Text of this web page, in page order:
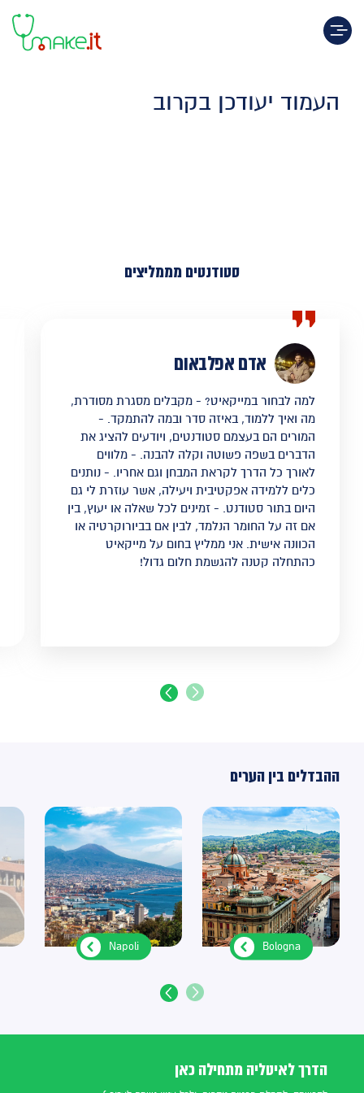
Toggle navigation
העמוד יעודכן בקרוב
סטודנטים מממליצים
אדם אפלבאום
למה לבחור במייקאיט? - מקבלים מסגרת מסודרת,
מה ואיך ללמוד, באיזה סדר ובמה להתמקד. -
המורים הם בעצמם סטודנטים, ויודעים להציג את
הדברים בשפה פשוטה וקלה להבנה. - מלווים
לאורך כל הדרך לקראת המבחן וגם אחריו. - נותנים
כלים ללמידה אפקטיבית ויעילה, אשר עוזרת לי גם
היום בתור סטודנט. - זמינים לכל שאלה או יעוץ, בין
אם זה על החומר הנלמד, לבין אם בביורוקרטיה או
הכוונה אישית. אני ממליץ בחום על מייקאיט
כהתחלה קטנה להגשמת חלום גדול!
ההבדלים בין הערים
Bologna
Napoli
הדרך לאיטליה מתחילה כאן